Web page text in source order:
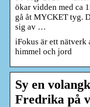
ökar vidden med ca
gå åt MYCKET tyg.
sig av …
iFokus är ett nätverk
himmel och jord
Sy en
Fredrika på